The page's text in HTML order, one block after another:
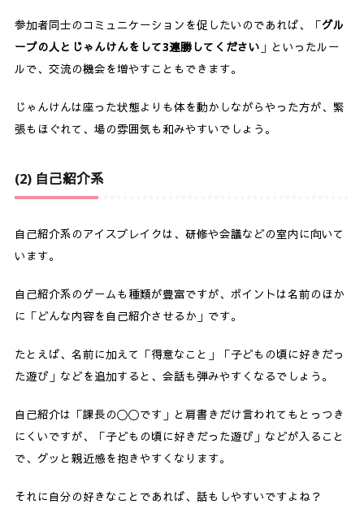
参加者同士のコミュニケーションを促したいのであれば、「グル
ープの人とじゃんけんをして3連勝してください 」といったルー
ルで、交流の機会を増やすこともできます。
じゃんけんは座った状態よりも体を動かしながらやった方が、緊
張もほぐれて、場の雰囲気も和みやすいでしょう。
(2) 自己紹介系
自己紹介系のアイスブレイクは、研修や会議などの室内に向いて
います。
自己紹介系のゲームも種類が豊富ですが、ポイントは名前のほか
に「どんな内容を自己紹介させるか」です。
たとえば、名前に加えて「得意なこと」「子どもの頃に好きだっ
た遊び」などを追加すると、会話も弾みやすくなるでしょう。
自己紹介は「課長の〇〇です」と肩書きだけ言われてもとっつき
にくいですが、「子どもの頃に好きだった遊び」などが入ること
で、グッと親近感を抱きやすくなります。
それに自分の好きなことであれば、話もしやすいですよね？